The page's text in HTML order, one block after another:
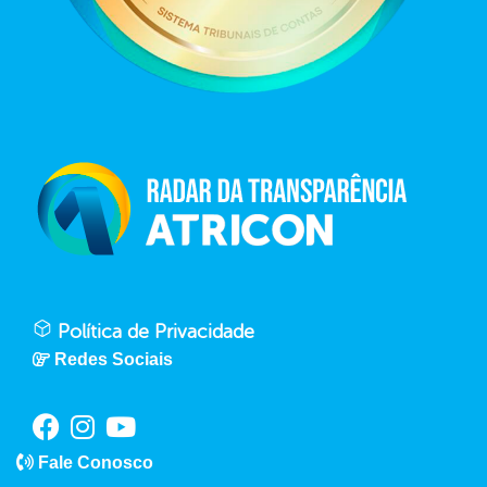
Política de Privacidade
Redes Sociais
Fale Conosco